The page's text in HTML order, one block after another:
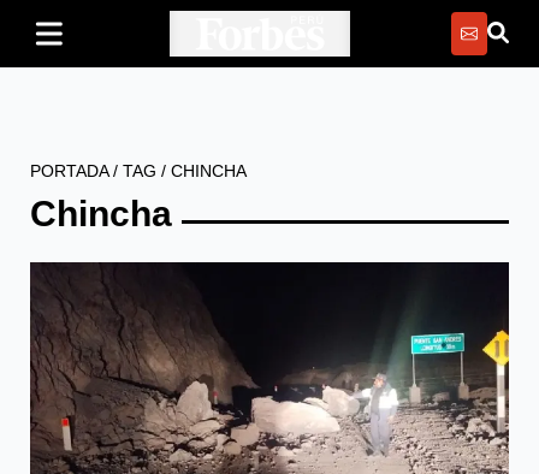
PORTADA/ TAG / CHINCHA
Chincha